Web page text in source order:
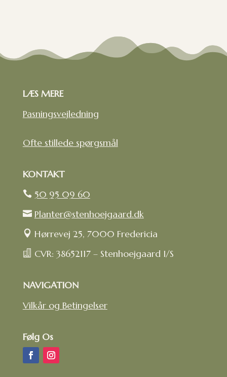
LÆS MERE
Pasningsvejledning
Ofte stillede spørgsmål
KONTAKT
 50 95 09 60
 Planter@stenhoejgaard.dk
 Hørrevej 25, 7000 Fredericia
 CVR: 38652117 – Stenhoejgaard I/S
NAVIGATION
Vilkår og Betingelser
Følg Os